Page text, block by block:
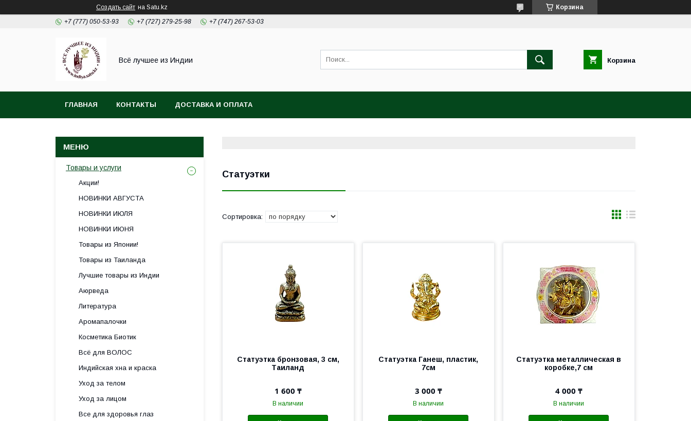
Создать сайт на Satu.kz Корзина
+7 (777) 050-53-93 +7 (727) 279-25-98 +7 (747) 267-53-03
Всё лучшее из Индии Корзина
ГЛАВНАЯ КОНТАКТЫ ДОСТАВКА И ОПЛАТА
Статуэтки
Статуэтка бронзовая, 3 см,
Таиланд
1 600 ₸
В наличии
Статуэтка Ганеш, пластик,
7см
3 000 ₸
В наличии
Статуэтка металлическая в
коробке,7 см
4 000 ₸
В наличии
Товары и услуги
Акции!
НОВИНКИ АВГУСТА
НОВИНКИ ИЮЛЯ
НОВИНКИ ИЮНЯ
Товары из Японии!
Товары из Таиланда
Лучшие товары из Индии
Аюрведа
Литература
Аромапалочки
Косметика Биотик
Всё для ВОЛОС
Индийская хна и краска
Уход за телом
Уход за лицом
Все для здоровья глаз